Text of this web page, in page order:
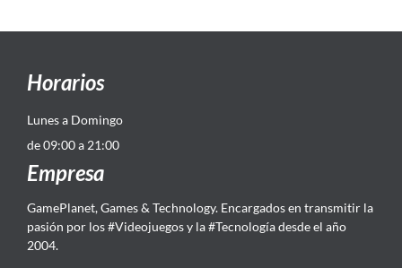
Horarios
Lunes a Domingo
de 09:00 a 21:00
Empresa
GamePlanet, Games & Technology. Encargados en transmitir la
pasión por los #Videojuegos y la #Tecnología desde el año
2004.